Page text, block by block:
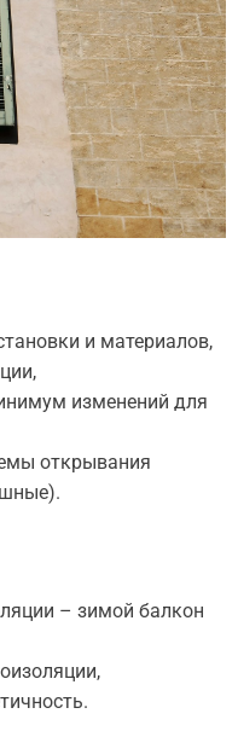
и материалов,
изменений для
открывания
– зимой балкон